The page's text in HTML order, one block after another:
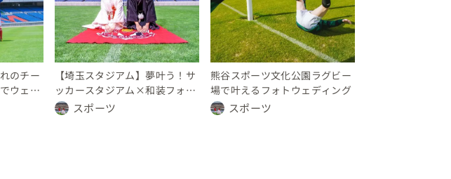
神奈川県
〜 10 万円
神奈川県
〜 10 万円
のチー
ウェデ
埼玉県
〜 10 万円
埼玉県
〜 10 万円
【埼玉スタジアム】夢叶う！サ
ッカースタジアム×和装フォト
ウェディング
スポーツ
埼玉県
〜 10 万円
埼玉県
〜 10 万円
熊谷スポーツ文化公園ラグビー
場で叶えるフォトウェディング
スポーツ